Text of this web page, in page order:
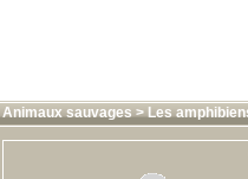
Animaux sauvages>Les